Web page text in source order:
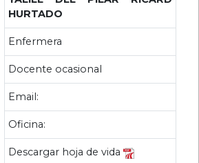
HURTADO
Enfermera
Docente ocasional
Email:
Oficina:
Descargar hoja de vida